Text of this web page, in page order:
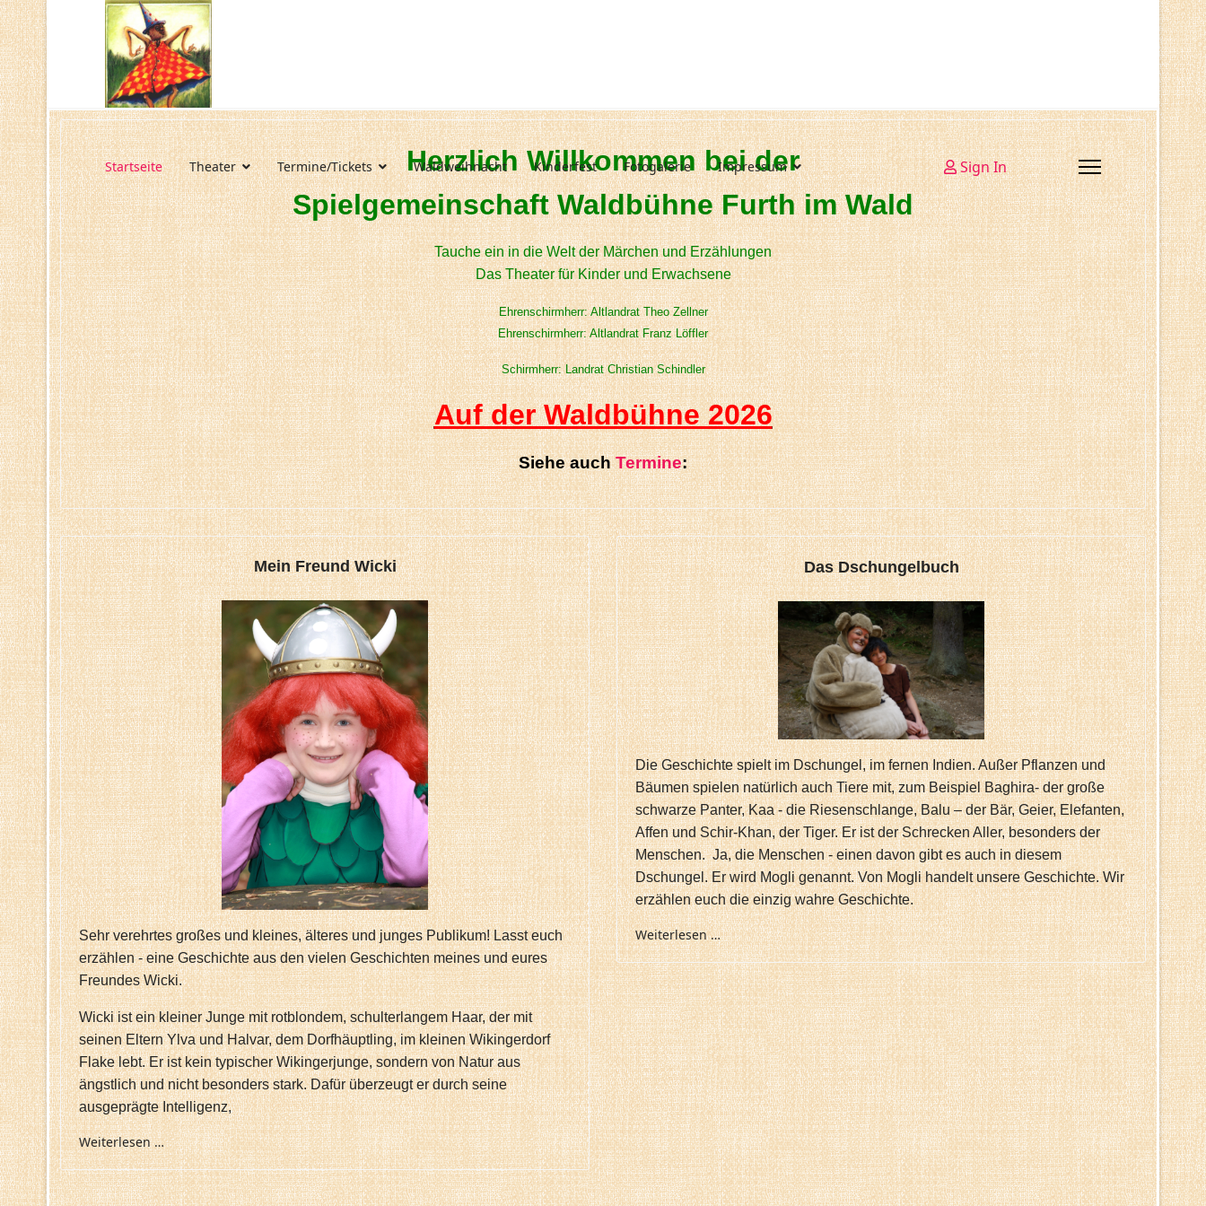
Startseite Theater Termine/Tickets Waldweihnacht Kinderfest Fotogalerie Impressum Sign In
Herzlich Willkommen bei der
Spielgemeinschaft Waldbühne Furth im Wald
Tauche ein in die Welt der Märchen und Erzählungen
Das Theater für Kinder und Erwachsene
Ehrenschirmherr: Altlandrat Theo Zellner
Ehrenschirmherr: Altlandrat Franz Löffler
Schirmherr: Landrat Christian Schindler
Auf der Waldbühne 2026
Siehe auch Termine:
Mein Freund Wicki
Sehr verehrtes großes und kleines, älteres und junges Publikum! Lasst euch
erzählen - eine Geschichte aus den vielen Geschichten meines und eures
Freundes Wicki.
Wicki ist ein kleiner Junge mit rotblondem, schulterlangem Haar, der mit
seinen Eltern Ylva und Halvar, dem Dorfhäuptling, im kleinen Wikingerdorf
Flake lebt. Er ist kein typischer Wikingerjunge, sondern von Natur aus
ängstlich und nicht besonders stark. Dafür überzeugt er durch seine
ausgeprägte Intelligenz,
Weiterlesen …
Das Dschungelbuch
Die Geschichte spielt im Dschungel, im fernen Indien. Außer Pflanzen und
Bäumen spielen natürlich auch Tiere mit, zum Beispiel Baghira- der große
schwarze Panter, Kaa - die Riesenschlange, Balu – der Bär, Geier, Elefanten,
Affen und Schir-Khan, der Tiger. Er ist der Schrecken Aller, besonders der
Menschen. Ja, die Menschen - einen davon gibt es auch in diesem
Dschungel. Er wird Mogli genannt. Von Mogli handelt unsere Geschichte. Wir
erzählen euch die einzig wahre Geschichte.
Weiterlesen …